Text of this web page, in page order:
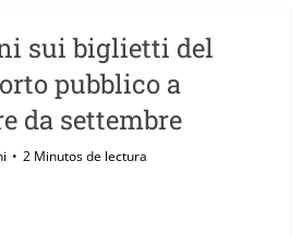
sui biglietti del
pubblico a
da settembre
2 Minutos de lectura